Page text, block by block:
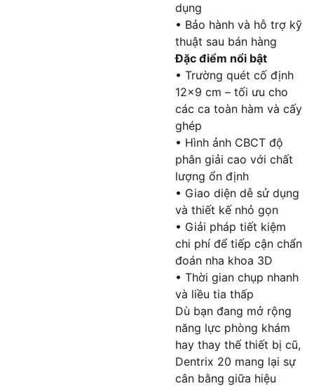
dụng
• Bảo hành và hỗ trợ kỹ
thuật sau bán hàng
Đặc điểm nổi bật
• Trường quét cố định
12×9 cm – tối ưu cho
các ca toàn hàm và cấy
ghép
• Hình ảnh CBCT độ
phân giải cao với chất
lượng ổn định
• Giao diện dễ sử dụng
và thiết kế nhỏ gọn
• Giải pháp tiết kiệm
chi phí để tiếp cận chẩn
đoán nha khoa 3D
• Thời gian chụp nhanh
và liều tia thấp
Dù bạn đang mở rộng
năng lực phòng khám
hay thay thế thiết bị cũ,
Dentrix 20 mang lại sự
cân bằng giữa hiệu